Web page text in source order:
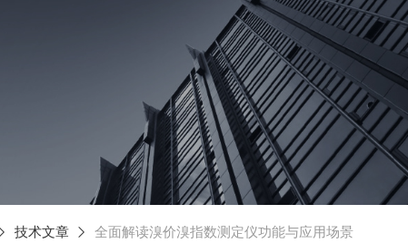
技术文章 全面解读溴价溴指数测定仪功能与应用场景